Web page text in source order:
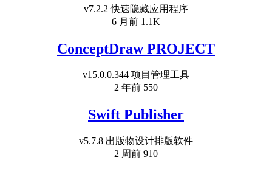
v7.2.2 快速隐藏应用程序
6 月前 1.1K
ConceptDraw PROJECT
v15.0.0.344 项目管理工具
2 年前 550
Swift Publisher
v5.7.8 出版物设计排版软件
2 周前 910